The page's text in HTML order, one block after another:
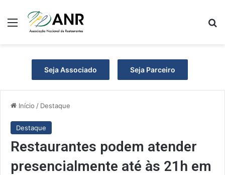
Menu
Seja Associado Seja Parceiro
Início / Destaque
Destaque
Restaurantes podem atender
presencialmente até às 21h em